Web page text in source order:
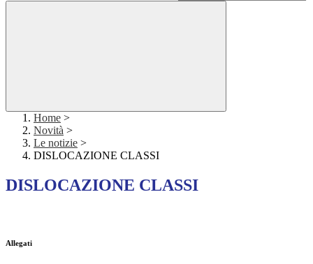
Home >
Novità >
Le notizie >
DISLOCAZIONE CLASSI
DISLOCAZIONE CLASSI
Allegati